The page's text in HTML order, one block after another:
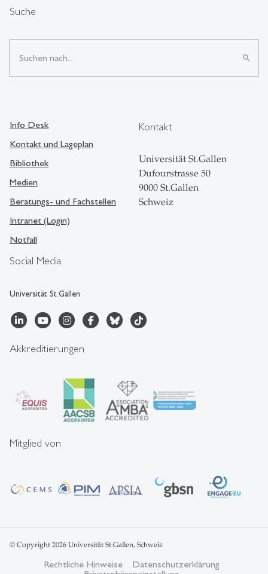
Suche
search
Social Media
Universität St.Gallen
Info Desk
Kontakt und Lageplan
Bibliothek
Medien
Beratungs- und Fachstellen
Intranet (Login)
Notfall
Kontakt
Universität St.Gallen
Dufourstrasse 50
9000 St.Gallen
Schweiz
Akkreditierungen
Mitglied von
© Copyright 2026 Universität St.Gallen, Schweiz
Rechtliche Hinweise
Datenschutzerklärung